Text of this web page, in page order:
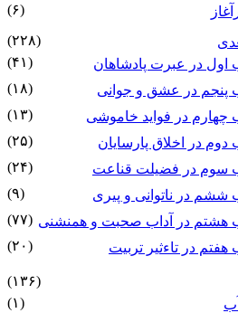
(۶)
(۲۲۸)
اول در عبرت پادشاهان
(۴۱)
پنجم در عشق و جوانى
(۱۸)
چهارم در فواید خاموشى
(۱۳)
دوم در اخلاق پارسایان
(۲۵)
سوم در فضیلت قناعت
(۲۴)
ششم در ناتوانى و پیرى
(۹)
هشتم در آداب صحبت و همنشنى (۷۷)
هفتم در تاءثیر تربیت
(۲۰)
(۱۳۶)
(۱)